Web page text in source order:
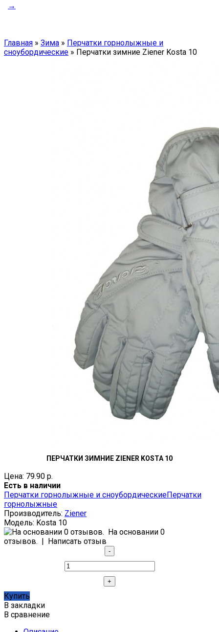
→
Главная » Зима » Перчатки горнолыжные и
сноубордические » Перчатки зимние Ziener Kosta 10
ПЕРЧАТКИ ЗИМНИЕ ZIENER KOSTA 10
Цена: 79.90 р.
Есть в наличии
Перчатки горнолыжные и сноубордическиеПерчатки
горнолыжные
Производитель: Ziener
Модель: Kosta 10
На основании 0
отзывов.
Написать отзыв
Купить
В закладки
В сравнение